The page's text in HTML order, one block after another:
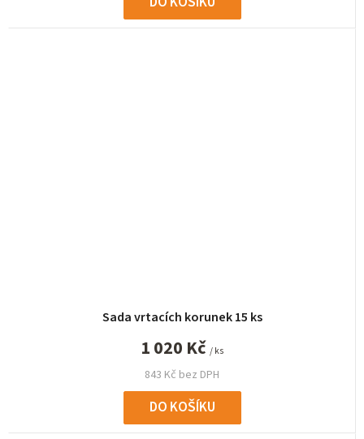
Sada vrtacích korunek 15 ks
843 Kč bez DPH
1 020 Kč / ks
DO KOŠÍKU